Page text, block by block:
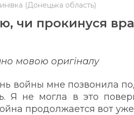
(Донецька область)
чи прокинуся
мовою оригіналу
войны мне позвонила
Я не могла в это
продолжается вот уже